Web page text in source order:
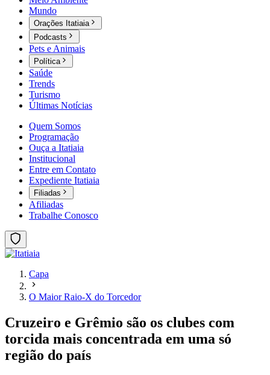
Mundo
Orações Itatiaia
Podcasts
Pets e Animais
Política
Saúde
Trends
Turismo
Últimas Notícias
Quem Somos
Programação
Ouça a Itatiaia
Institucional
Entre em Contato
Expediente Itatiaia
Filiadas
Afiliadas
Trabalhe Conosco
Capa
O Maior Raio-X do Torcedor
Cruzeiro e Grêmio são os clubes com
torcida mais concentrada em uma só
região do país